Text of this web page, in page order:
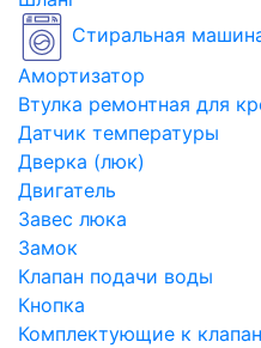
Стиральная
Амортизатор
Втулка ремонтная для
Датчик температуры
Дверка (люк)
Двигатель
Завес люка
Замок
Клапан подачи воды
Кнопка
Комплектующие к